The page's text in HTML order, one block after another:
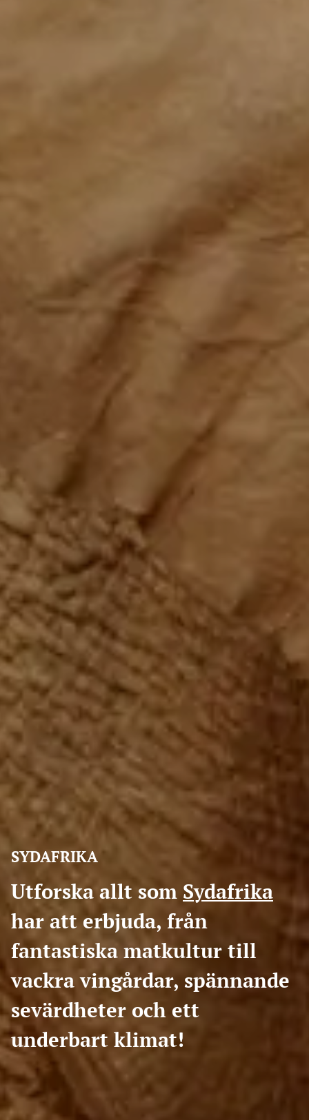
SYDAFRIKA
Utforska allt som Sydafrika
har att erbjuda, från
fantastiska matkultur till
vackra vingårdar, spännande
sevärdheter och ett
underbart klimat!